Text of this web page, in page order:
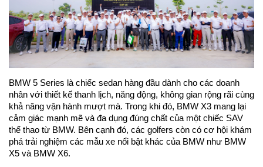
BMW 5 Series là chiếc sedan hàng đầu dành cho các doanh
nhân với thiết kế thanh lịch, năng động, không gian rộng rãi cùng
khả năng vận hành mượt mà. Trong khi đó, BMW X3 mang lại
cảm giác mạnh mẽ và đa dụng đúng chất của một chiếc SAV
thể thao từ BMW. Bên cạnh đó, các golfers còn có cơ hội khám
phá trải nghiệm các mẫu xe nổi bật khác của BMW như BMW
X5 và BMW X6.